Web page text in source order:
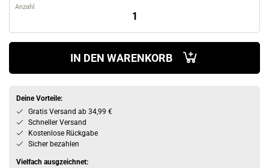
Anzahl
IN DEN WARENKORB
Deine Vorteile:
Gratis Versand ab 34,99 €
Schneller Versand
Kostenlose Rückgabe
Sicher bezahlen
Vielfach ausgzeichnet: